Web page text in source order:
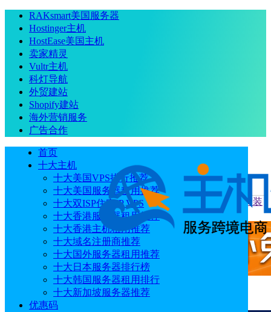
RAKsmart美国服务器
Hostinger主机
HostEase美国主机
卖家精灵
Vultr主机
科灯导航
外贸建站
Shopify建站
海外营销服务
广告合作
首页
十大主机
十大美国VPS排行推荐
十大美国服务器租用推荐
十大双ISP住宅IP VPS
十大香港服务器租用推荐
十大香港主机租用推荐
十大域名注册商推荐
十大国外服务器租用推荐
十大日本服务器排行榜
十大韩国服务器租用排行
十大新加坡服务器推荐
优惠码
当前位置：首页 建站技术 WordPress SEO插件Rank Math安装